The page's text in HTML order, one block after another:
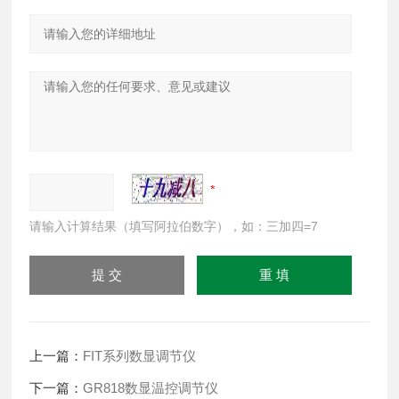
请输入计算结果（填写阿拉伯数字），如：三加四=7
上一篇： FIT系列数显调节仪
下一篇：GR818数显温控调节仪